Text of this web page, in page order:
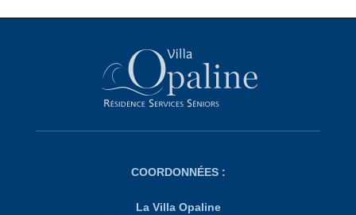
COORDONNÉES :
La Villa Opaline